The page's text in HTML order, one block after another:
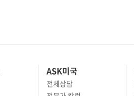
ASK미국
전체상담